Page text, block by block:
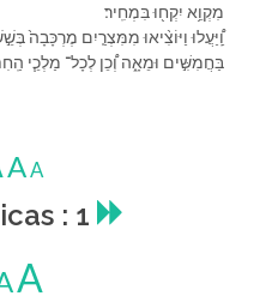
מִ⁠קְוֵ֥א יִקְח֖וּ בִּ⁠מְחִֽיר׃
בַּ⁠חֲמִשִּׁ֣ים וּ⁠מֵאָ֑ה וְ֠⁠כֵן לְ⁠כָל־ מַלְכֵ֧י
AA
: 1
A